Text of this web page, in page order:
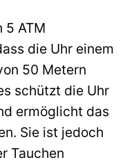
5 ATM
die Uhr einem
50 Metern
schützt die Uhr
ermöglicht das
Sie ist jedoch
Tauchen